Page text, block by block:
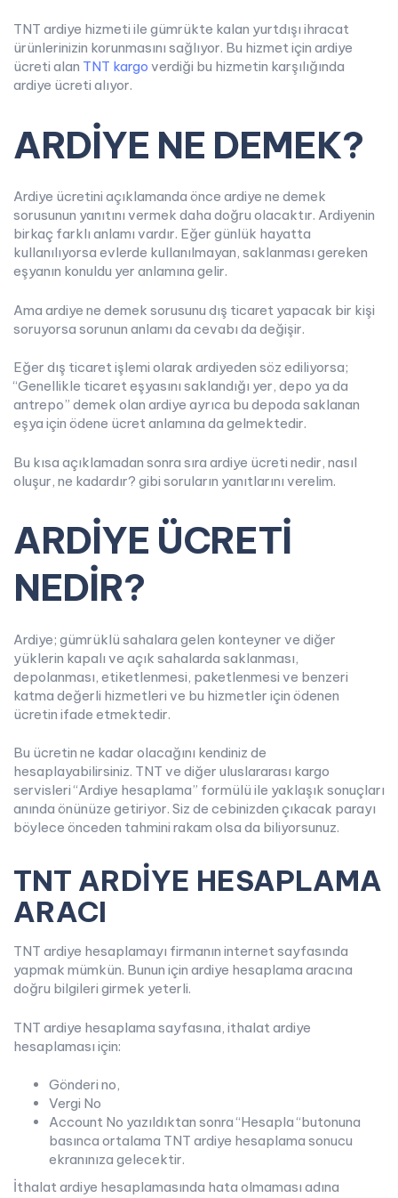
TNT ardiye hizmeti ile gümrükte kalan yurtdışı ihracat
ürünlerinizin korunmasını sağlıyor. Bu hizmet için ardiye
ücreti alan TNT kargo verdiği bu hizmetin karşılığında
ardiye ücreti alıyor.
ARDİYE NE DEMEK?
Ardiye ücretini açıklamanda önce ardiye ne demek
sorusunun yanıtını vermek daha doğru olacaktır. Ardiyenin
birkaç farklı anlamı vardır. Eğer günlük hayatta
kullanılıyorsa evlerde kullanılmayan, saklanması gereken
eşyanın konuldu yer anlamına gelir.
Ama ardiye ne demek sorusunu dış ticaret yapacak bir kişi
soruyorsa sorunun anlamı da cevabı da değişir.
Eğer dış ticaret işlemi olarak ardiyeden söz ediliyorsa;
“Genellikle ticaret eşyasını saklandığı yer, depo ya da
antrepo” demek olan ardiye ayrıca bu depoda saklanan
eşya için ödene ücret anlamına da gelmektedir.
Bu kısa açıklamadan sonra sıra ardiye ücreti nedir, nasıl
oluşur, ne kadardır? gibi soruların yanıtlarını verelim.
ARDİYE ÜCRETİ
NEDİR?
Ardiye; gümrüklü sahalara gelen konteyner ve diğer
yüklerin kapalı ve açık sahalarda saklanması,
depolanması, etiketlenmesi, paketlenmesi ve benzeri
katma değerli hizmetleri ve bu hizmetler için ödenen
ücretin ifade etmektedir.
Bu ücretin ne kadar olacağını kendiniz de
hesaplayabilirsiniz. TNT ve diğer uluslararası kargo
servisleri “Ardiye hesaplama” formülü ile yaklaşık sonuçları
anında önünüze getiriyor. Siz de cebinizden çıkacak parayı
böylece önceden tahmini rakam olsa da biliyorsunuz.
TNT ARDİYE HESAPLAMA
ARACI
TNT ardiye hesaplamayı firmanın internet sayfasında
yapmak mümkün. Bunun için ardiye hesaplama aracına
doğru bilgileri girmek yeterli.
TNT ardiye hesaplama sayfasına, ithalat ardiye
hesaplaması için:
Gönderi no,
Vergi No
Account No yazıldıktan sonra “Hesapla “butonuna
basınca ortalama TNT ardiye hesaplama sonucu
ekranınıza gelecektir.
İthalat ardiye hesaplamasında hata olmaması adına